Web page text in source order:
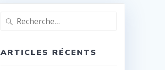
Recherche
ARTICLES RÉCENTS